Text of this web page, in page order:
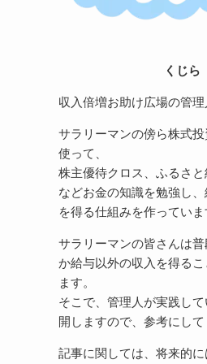
くじら
収入倍増お助け広場の管理
サラリーマンの傍ら株式
使って、
株主優待クロス、ふるさ
などお金の知識を勉強し
を得る仕組みを作っていま
サラリーマンの皆さんは
か給与以外の収入を得る
ます。
そこで、管理人が実践し
開しますので、参考にして
記事に関しては、将来的